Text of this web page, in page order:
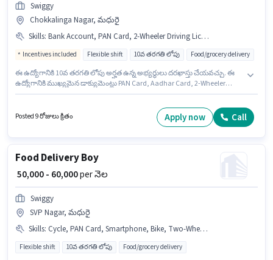
Swiggy
Chokkalinga Nagar, మధురై
Skills: Bank Account, PAN Card, 2-Wheeler Driving Licence, Smartphone, Aadhar Card, Bike, Two-Wheeler Driving
Incentives included Flexible shift 10వ తరగతి లోపు Food/grocery delivery
ఈ ఉద్యోగానికి 10వ తరగతి లోపు అర్హత ఉన్న అభ్యర్థులు దరఖాస్తు చేయవచ్చు. ఈ
ఉద్యోగానికి ముఖ్యమైన డాక్యుమెంట్లు PAN Card, Aadhar Card, 2-Wheeler
Swiggy లో డెలివరీ విభాగంలో డెలివరీ బాయ్ గా చేరండి. ఈ ఉద్యోగంలో అదనపు
ప్రయోజనాలు Insurance, Medical Benefits ఉన్నాయి.
Posted 9 రోజులు క్రితం Apply now Call
Food Delivery Boy
₹ 50,000 - 60,000per నెల
Swiggy
SVP Nagar, మధురై
Skills: Cycle, PAN Card, Smartphone, Bike, Two-Wheeler Driving
Flexible shift 10వ తరగతి లోపు Food/grocery delivery